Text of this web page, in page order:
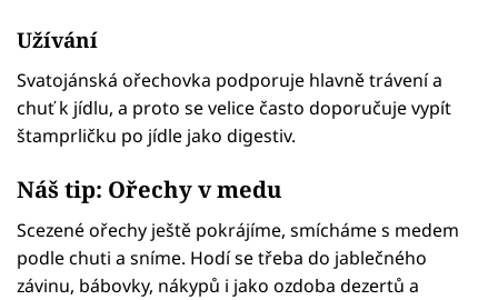
Užívání
Svatojánská ořechovka podporuje hlavně trávení a
chuť k jídlu, a proto se velice často doporučuje vypít
štamprličku po jídle jako digestiv.
Náš tip: Ořechy v medu
Scezené ořechy ještě pokrájíme, smícháme s medem
podle chuti a sníme. Hodí se třeba do jablečného
závinu, bábovky, nákypů i jako ozdoba dezertů a